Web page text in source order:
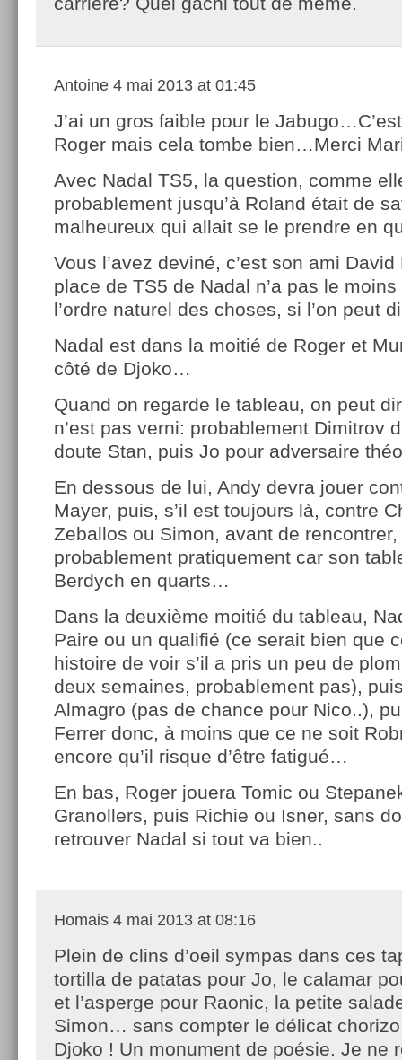
Antoine 4 mai 2013 at 01:45
J’ai un gros faible pour le
Roger mais cela tombe bien…Merci
Avec Nadal TS5, la question, comme
probablement jusqu’à Roland était de
malheureux qui allait se le prendre en
Vous l’avez deviné, c’est son ami
place de TS5 de Nadal n’a pas le
l’ordre naturel des choses, si l’on peut
Nadal est dans la moitié de Roger et
côté de Djoko…
Quand on regarde le tableau, on peut
n’est pas verni: probablement Dimitrov
doute Stan, puis Jo pour adversaire
En dessous de lui, Andy devra jouer
Mayer, puis, s’il est toujours là, contre
Zeballos ou Simon, avant de
probablement pratiquement car son
Berdych en quarts…
Dans la deuxième moitié du tableau,
Paire ou un qualifié (ce serait bien que
histoire de voir s’il a pris un peu de
deux semaines, probablement pas),
Almagro (pas de chance pour Nico..),
Ferrer donc, à moins que ce ne soit
encore qu’il risque d’être fatigué…
En bas, Roger jouera Tomic ou
Granollers, puis Richie ou Isner, sans
retrouver Nadal si tout va bien..
Homais 4 mai 2013 at 08:16
Plein de clins d’oeil sympas dans ces
tortilla de patatas pour Jo, le calamar
et l’asperge pour Raonic, la petite
Simon… sans compter le délicat chorizo
Djoko ! Un monument de poésie. Je ne